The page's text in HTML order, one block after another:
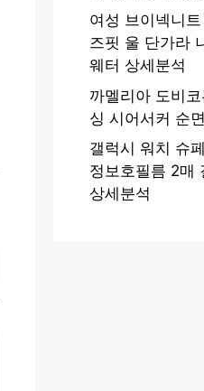
여성 브이넥니
즈핏 울 단가라
웨터 상세분석
까멜리아 도비
싱 시어서커 순
갤럭시 워치 슈
정보호필름 2매
상세분석